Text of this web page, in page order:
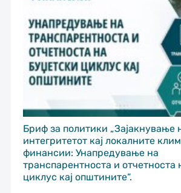
Бриф за политики „Зајакнување
интегритетот кај локалните
финансии: Унапредување на
транспарентноста и отчетноста
циклус кај општините“.